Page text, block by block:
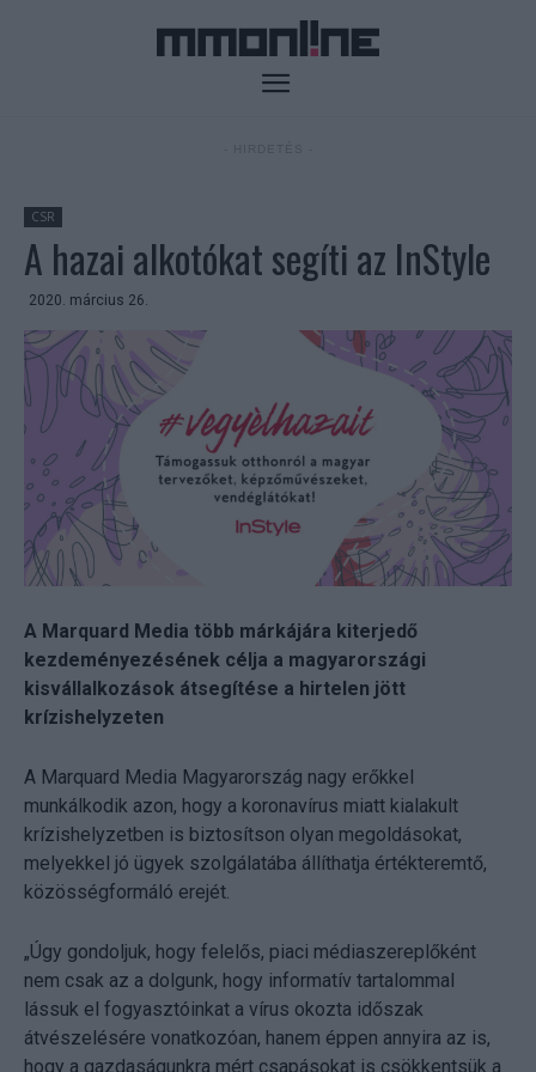
CSR
A hazai alkotókat segíti az InStyle
2020. március 26.
A Marquard Media több márkájára kiterjedő
kezdeményezésének célja a magyarországi
kisvállalkozások átsegítése a hirtelen jött
krízishelyzeten
A Marquard Media Magyarország nagy erőkkel
munkálkodik azon, hogy a koronavírus miatt kialakult
krízishelyzetben is biztosítson olyan megoldásokat,
melyekkel jó ügyek szolgálatába állíthatja értékteremtő,
közösségformáló erejét.
„Úgy gondoljuk, hogy felelős, piaci médiaszereplőként
nem csak az a dolgunk, hogy informatív tartalommal
lássuk el fogyasztóinkat a vírus okozta időszak
átvészelésére vonatkozóan, hanem éppen annyira az is,
hogy a gazdaságunkra mért csapásokat is csökkentsük a